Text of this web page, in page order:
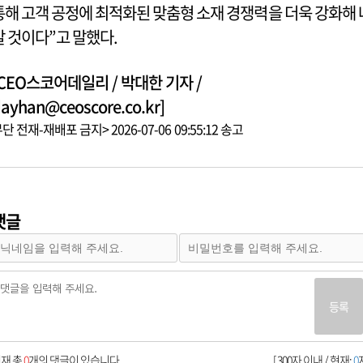
해 고객 공정에 최적화된 맞춤형 소재 경쟁력을 더욱 강화해
것이다”고 말했다.
스코어데일리 / 박대한 기자 /
전재-재배포 금지> 2026-07-06 09:55:12 송고
글
등록
[ 300자 이내 / 현재:0
총0개의 댓글이 있습니다.